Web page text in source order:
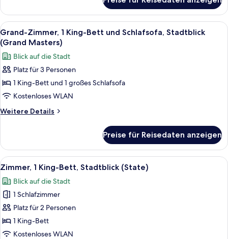
anzeigen
Zimmer,
2 Queen-
Betten,
Stadtblick
(Grand
Masters)
Alle
Fotos
für
Grand-
Zimmer,
1 King-
Bett
und
(Grand
Masters)
anzeigen
Ein Hotelzimmer mit einem großen
2
Grand-Zimmer, 1 King-Bett und Schlafsofa, Stadtblick
(Grand Masters)
Blick auf die Stadt
Platz für 3 Personen
1 King-Bett und 1 großes Schlafsofa
Kostenloses WLAN
Weitere Details
Weitere
Zimmer,
1 King-
Bett
Schlafsofa,
Stadtblick
Masters)
Preise für Reisedaten anzeigen
Alle
Fotos
für
Zimmer,
1 King-
Bett,
Stadtblick
Ein modernes Hotelzimmer mit
2
Zimmer, 1 King-Bett, Stadtblick (State)
Blick auf die Stadt
1 Schlafzimmer
Platz für 2 Personen
1 King-Bett
Kostenloses WLAN